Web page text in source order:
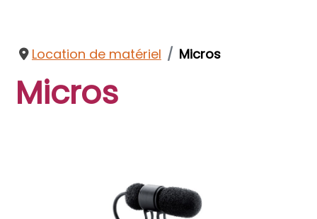
Location de matériel Micros
Micros